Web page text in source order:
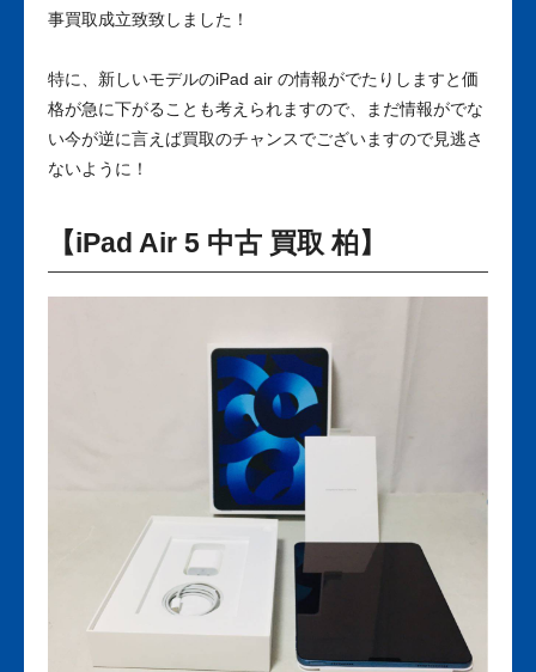
事買取成立致致しました！
特に、新しいモデルのiPad air の情報がでたりしますと価
格が急に下がることも考えられますので、まだ情報がでな
い今が逆に言えば買取のチャンスでございますので見逃さ
ないように！
【iPad Air 5 中古 買取 柏】